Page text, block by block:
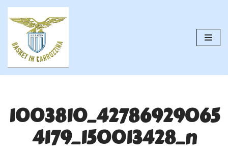
contenuto
1003810_42786929065
4179_150013428_n